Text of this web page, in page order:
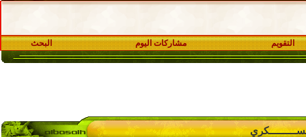
التقويم مشاركات اليوم البحث